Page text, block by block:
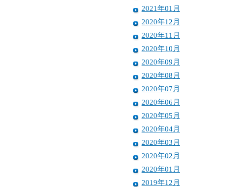
2021年01月
2020年12月
2020年11月
2020年10月
2020年09月
2020年08月
2020年07月
2020年06月
2020年05月
2020年04月
2020年03月
2020年02月
2020年01月
2019年12月